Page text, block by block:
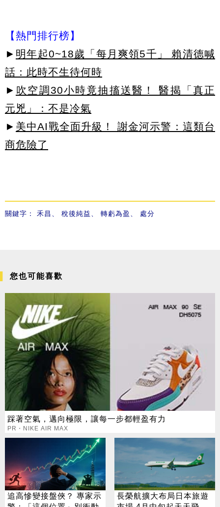
【熱門排行榜】
► 明年起0~18歲「每月爽領5千」 賴清德喊
話：此時不生待何時
► 吹空調30小時竟抽搐送醫！ 醫揭「真正
元兇」：不是冷氣
► 美中AI戰全面升級！ 謝金河示警：這類台
商危險了
關鍵字： 禾昌 稅後純益 轉虧為盈 處分
您也可能喜歡
踩著空氣，邁向極限，讓每一步都輕盈有力
PR・NIKE AIR MAX
追高慘變接盤俠？ 專家示
長榮航擴大布局日本旅遊